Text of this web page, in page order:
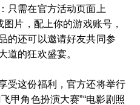
只需在官方活动页面上
图片，配上你的游戏账号，
的还可以邀请好友共同参
道的狂欢盛宴。
受这份福利，官方还将举行
甲角色扮演大赛”“电影剧照